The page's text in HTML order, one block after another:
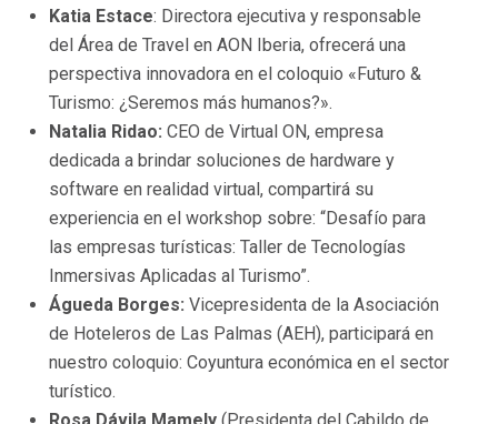
Katia Estace: Directora ejecutiva y responsable
del Área de Travel en AON Iberia, ofrecerá una
perspectiva innovadora en el coloquio «Futuro &
Turismo: ¿Seremos más humanos?».
Natalia Ridao: CEO de Virtual ON, empresa
dedicada a brindar soluciones de hardware y
software en realidad virtual, compartirá su
experiencia en el workshop sobre: “Desafío para
las empresas turísticas: Taller de Tecnologías
Inmersivas Aplicadas al Turismo”.
Águeda Borges: Vicepresidenta de la Asociación
de Hoteleros de Las Palmas (AEH), participará en
nuestro coloquio: Coyuntura económica en el sector
turístico.